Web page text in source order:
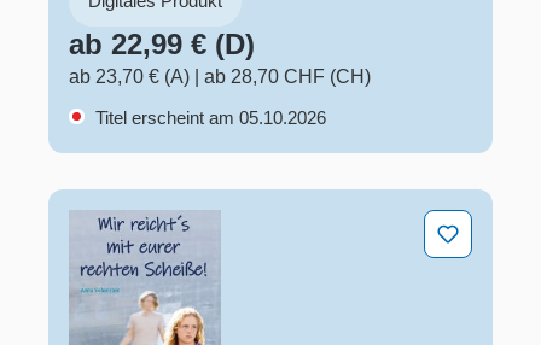
ab 22,99 € (D)
ab 23,70 € (A)
ab 28,70 CHF (CH)
Titel erscheint am 05.10.2026
Mir reicht’s mit eurer rechten Scheiße!